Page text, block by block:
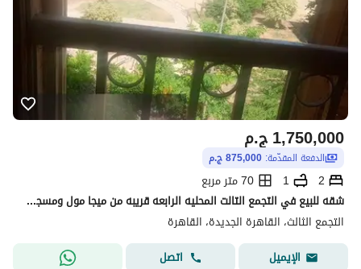
ج.م1,750,000
الدفعة المقدّمة: 875,000 ج.م
2
1
70 متر مربع
شقه للبيع في التجمع التالت المحليه الرابعه قريبه من ميجا مول ومسجد السويدي ومستشفي القاهره الجديده وارابيلا بلازا ودقائق لمول الحمد وسيفن استار ب القرب من جميع الخدمات دقائق لشارع التسعين
التجمع الثالث، القاهرة الجديدة، القاهرة
الإيميل
اتصل